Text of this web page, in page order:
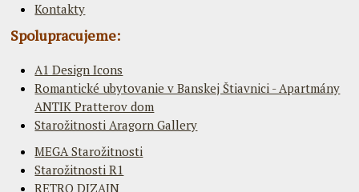
Kontakty
Spolupracujeme:
A1 Design Icons
Romantické ubytovanie v Banskej Štiavnici - Apartmány
ANTIK Pratterov dom
Starožitnosti Aragorn Gallery
MEGA Starožitnosti
Starožitnosti R1
RETRO DIZAJN